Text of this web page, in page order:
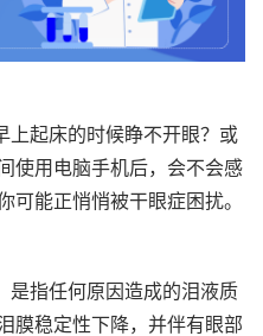
上起床的时候睁不开眼？或
使用电脑手机后，会不会感
可能正悄悄被干眼症困扰。
是指任何原因造成的泪液质
膜稳定性下降，并伴有眼部